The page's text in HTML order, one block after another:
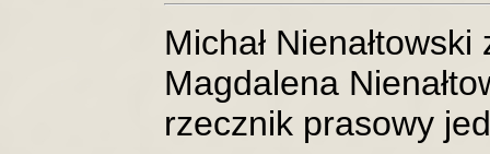
Michał
Magdalena
rzecznik prasowy